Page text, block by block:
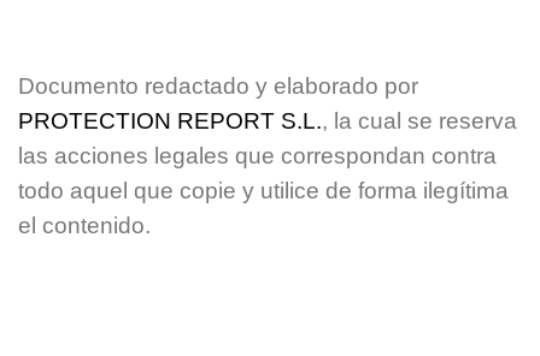
Documento redactado y elaborado por
PROTECTION REPORT S.L., la cual se reserva
las acciones legales que correspondan contra
todo aquel que copie y utilice de forma ilegítima
el contenido.